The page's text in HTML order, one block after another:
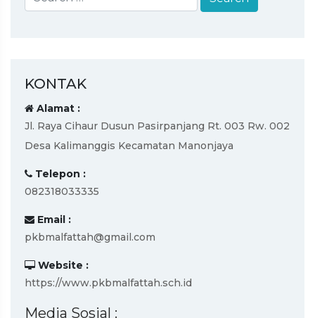
KONTAK
Alamat :
Jl. Raya Cihaur Dusun Pasirpanjang Rt. 003 Rw. 002
Desa Kalimanggis Kecamatan Manonjaya
Telepon :
082318033335
Email :
pkbmalfattah@gmail.com
Website :
https://www.pkbmalfattah.sch.id
Media Sosial :